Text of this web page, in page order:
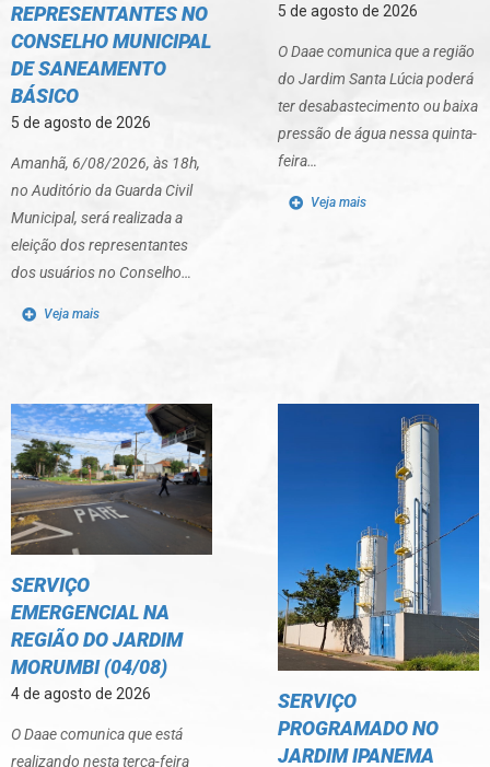
REPRESENTANTES NO
CONSELHO MUNICIPAL
DE SANEAMENTO
BÁSICO
5 de agosto de 2026
Amanhã, 6/08/2026, às 18h,
no Auditório da Guarda Civil
Municipal, será realizada a
eleição dos representantes
dos usuários no Conselho…
Veja mais
5 de agosto de 2026
O Daae comunica que a região
do Jardim Santa Lúcia poderá
ter desabastecimento ou baixa
pressão de água nessa quinta-
feira…
Veja mais
SERVIÇO
EMERGENCIAL NA
REGIÃO DO JARDIM
MORUMBI (04/08)
4 de agosto de 2026
O Daae comunica que está
realizando nesta terça-feira
SERVIÇO
PROGRAMADO NO
JARDIM IPANEMA